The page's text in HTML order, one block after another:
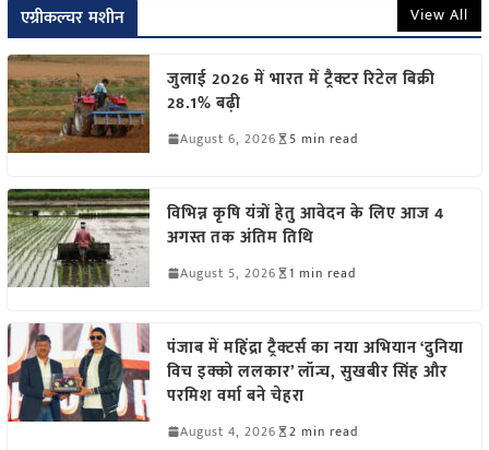
एग्रीकल्चर मशीन View All
जुलाई 2026 में भारत में ट्रैक्टर रिटेल बिक्री
28.1% बढ़ी
August 6, 2026 5 min read
विभिन्न कृषि यंत्रों हेतु आवेदन के लिए आज 4
अगस्त तक अंतिम तिथि
August 5, 2026 1 min read
पंजाब में महिंद्रा ट्रैक्टर्स का नया अभियान ‘दुनिया
विच इक्को ललकार’ लॉन्च, सुखबीर सिंह और
परमिश वर्मा बने चेहरा
August 4, 2026 2 min read